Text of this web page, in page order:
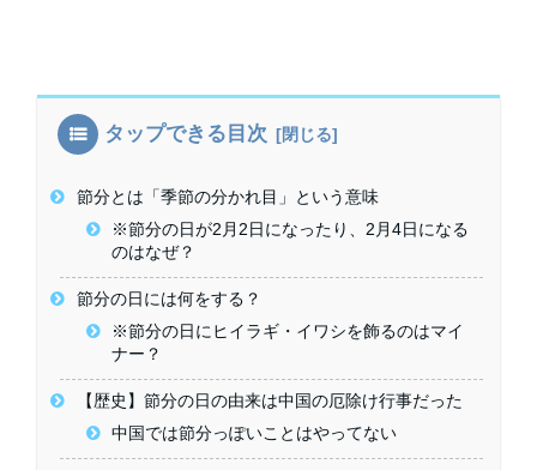
タップできる目次
節分とは「季節の分かれ目」という意味
※節分の日が2月2日になったり、2月4日になる
のはなぜ？
節分の日には何をする？
※節分の日にヒイラギ・イワシを飾るのはマイ
ナー？
【歴史】節分の日の由来は中国の厄除け行事だった
中国では節分っぽいことはやってない